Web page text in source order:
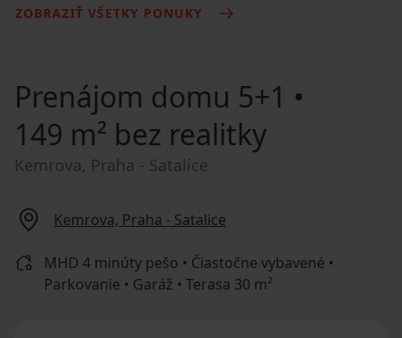
ZOBRAZIŤ VŠETKY PONUKY
Prenájom domu 5+1 •
149 m² bez realitky
Kemrova, Praha - Satalice
Kemrova, Praha - Satalice
MHD 4 minúty pešo • Čiastočne vybavené •
Parkovanie • Garáž • Terasa 30 m²